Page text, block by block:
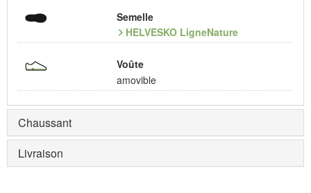
Semelle
HELVESKO LigneNature
Voûte
amovible
Chaussant
Livraison